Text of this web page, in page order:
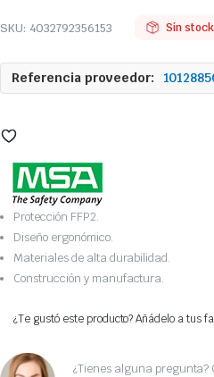
SKU: 4032792356153 Sin stock
Referencia proveedor:
Protección FFP2.
Diseño ergonómico.
Materiales de alta durabilidad.
Construcción y manufactura.
¿Te gustó este producto? Añádelo a tus
¿Tienes alguna pregunta?